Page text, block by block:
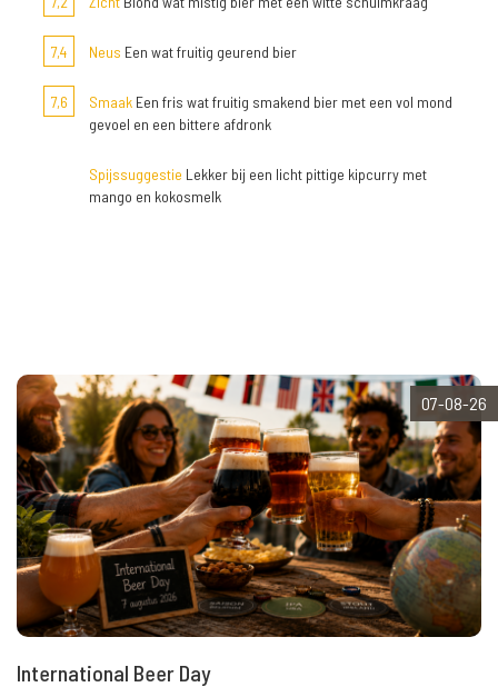
7,4 Neus Een wat fruitig geurend bier
7,6 Smaak Een fris wat fruitig smakend bier met een vol mond
gevoel en een bittere afdronk
Spijssuggestie Lekker bij een licht pittige kipcurry met
mango en kokosmelk
07-08-26
International Beer Day